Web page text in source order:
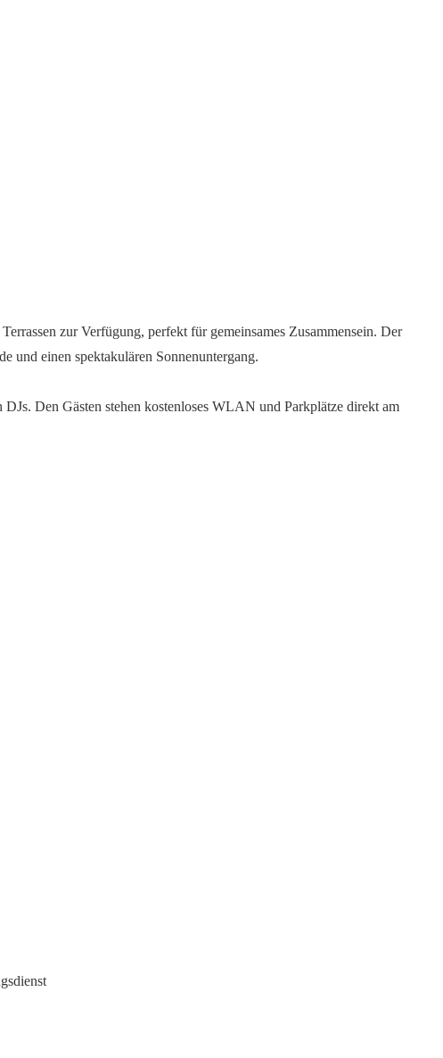
zur Verfügung, perfekt für gemeinsames Zusammensein. Der
und einen spektakulären Sonnenuntergang.
Den Gästen stehen kostenloses WLAN und Parkplätze direkt am